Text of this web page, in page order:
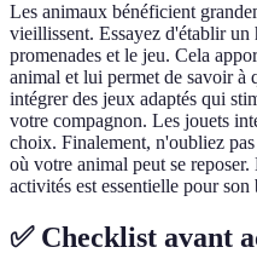
Les animaux bénéficient
vieillissent. Essayez d'établir
promenades et le jeu. Cela
animal et lui permet de savoir à
intégrer des jeux adaptés qui
votre compagnon. Les jouets
choix. Finalement, n'oubliez
où votre animal peut se
activités est essentielle pour son
✅ Checklist avant